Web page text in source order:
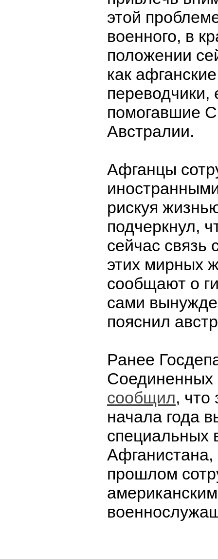
этой
военного, в
положении
как
помогавшие
Австралии.
Афганцы
рискуя
подчеркнул,
сейчас связь
этих мирных
сообщают о
сами
пояснил
Ранее
Соединенных
сообщил, что
начала года
специальных
Афганистана,
прошлом